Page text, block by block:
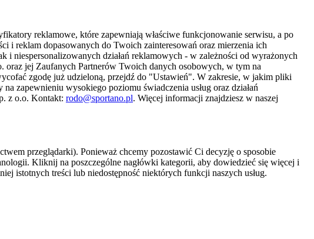
reklamowe, które zapewniają właściwe funkcjonowanie serwisu, a po
i reklam dopasowanych do Twoich zainteresowań oraz mierzenia ich
niespersonalizowanych działań reklamowych - w zależności od wyrażonych
jej Zaufanych Partnerów Twoich danych osobowych, w tym na
zgodę już udzieloną, przejdź do "Ustawień". W zakresie, w jakim pliki
zapewnieniu wysokiego poziomu świadczenia usług oraz działań
z o.o. Kontakt: rodo@sportano.pl. Więcej informacji znajdziesz w naszej
przeglądarki). Ponieważ chcemy pozostawić Ci decyzję o sposobie
Kliknij na poszczególne nagłówki kategorii, aby dowiedzieć się więcej i
istotnych treści lub niedostępność niektórych funkcji naszych usług.